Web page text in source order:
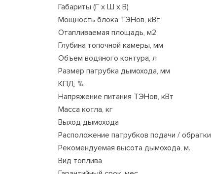
Габариты (Г х Ш х В)
Мощность блока ТЭНов, кВт
Отапливаемая площадь, м2
Глубина топочной камеры, мм
Объем водяного контура, л
Размер патрубка дымохода, мм
КПД, %
Напряжение питания ТЭНов, кВт
Масса котла, кг
Выход дымохода
Расположение патрубков подачи / обратки
Рекомендуемая высота дымохода, м.
Вид топлива